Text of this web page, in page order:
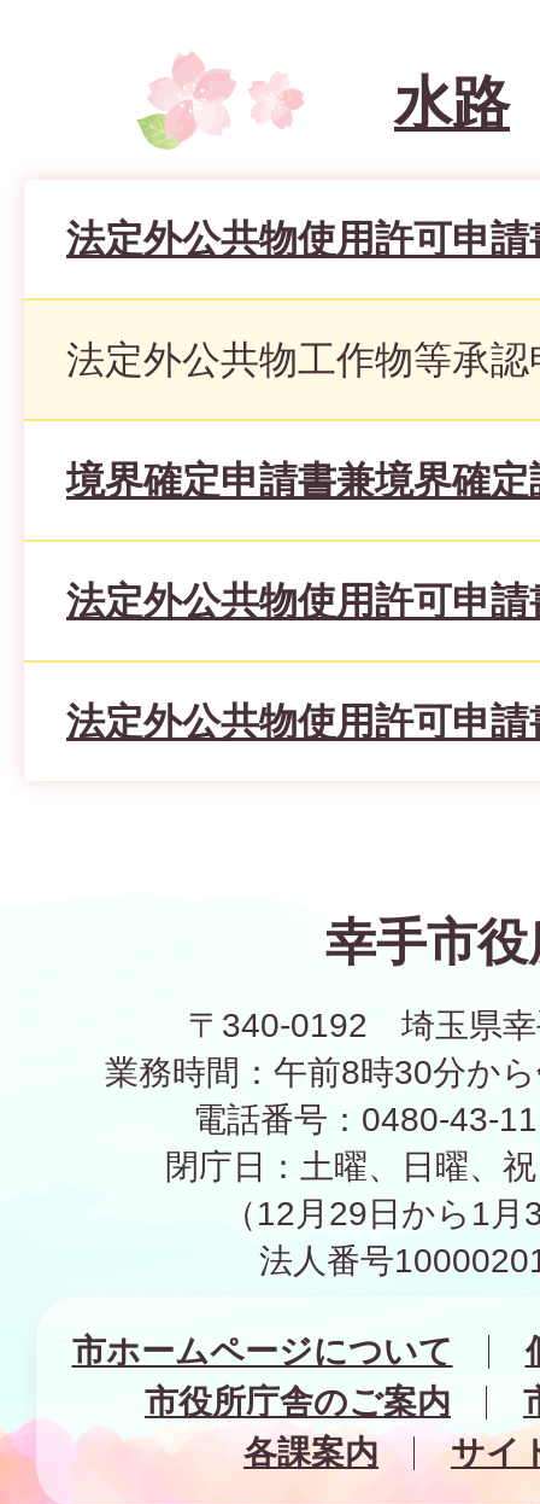
水路
法定外公共物使用許可申
法定外公共物工作物等承認
境界確定申請書兼境界確
法定外公共物使用許可申
法定外公共物使用許可申
幸手市役
〒340-0192 埼玉県幸
業務時間：午前8時30分か
電話番号：0480-43-
閉庁日：土曜、日曜、
（12月29日から1
法人番号
市ホームページについて
市役所庁舎のご案内
各課案内
サイ